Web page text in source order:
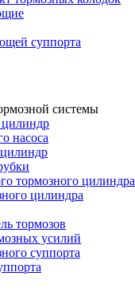
суппорта
системы
насоса
тормозного цилиндра
цилиндра
тормозов
усилий
суппорта